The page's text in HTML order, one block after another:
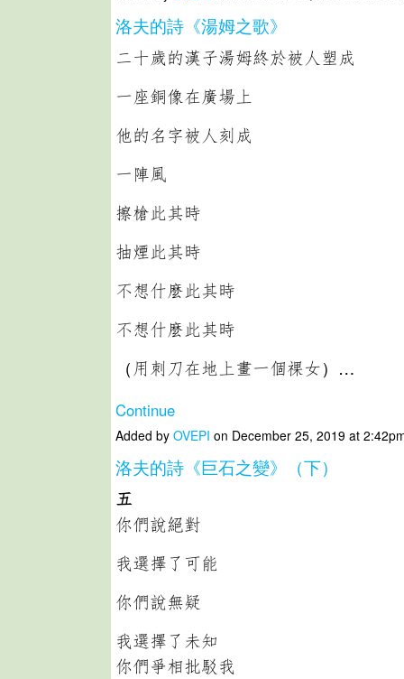
洛夫的詩《湯姆之歌》
二十歲的漢子湯姆終於被人塑成
一座銅像在廣場上
他的名字被人刻成
一陣風
擦槍此其時
抽煙此其時
不想什麼此其時
不想什麼此其時
（用刺刀在地上畫一個祼女）…
Continue
Added by OVEPI on December 25, 2019 at
洛夫的詩《巨石之變》（下）
五
你們說絕對
我選擇了可能
你們說無疑
我選擇了未知
你們爭相批駁我